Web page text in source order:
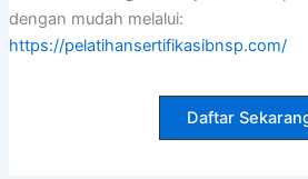
dengan mudah melalui:
https://pelatihansertifikasibnsp.com/
Daftar